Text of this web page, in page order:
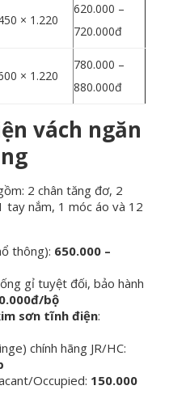
× 1.220
620.000 –
720.000đ
× 1.220
780.000 –
880.000đ
vách ngăn
2 chân tăng đơ, 2
tay nắm, 1 móc áo và 12
thông): 650.000 –
gỉ tuyệt đối, bảo hành
bộ
sơn tĩnh điện:
chính hãng JR/HC:
Occupied: 150.000